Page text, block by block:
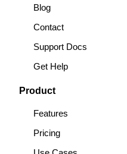
Blog
Contact
Support Docs
Get Help
Product
Features
Pricing